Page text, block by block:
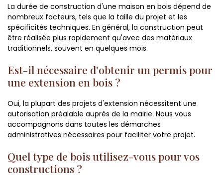
La durée de construction d'une maison en bois dépend de
nombreux facteurs, tels que la taille du projet et les
spécificités techniques. En général, la construction peut
être réalisée plus rapidement qu'avec des matériaux
traditionnels, souvent en quelques mois.
Est-il nécessaire d'obtenir un permis pour
une extension en bois ?
Oui, la plupart des projets d'extension nécessitent une
autorisation préalable auprès de la mairie. Nous vous
accompagnons dans toutes les démarches
administratives nécessaires pour faciliter votre projet.
Quel type de bois utilisez-vous pour vos
constructions ?